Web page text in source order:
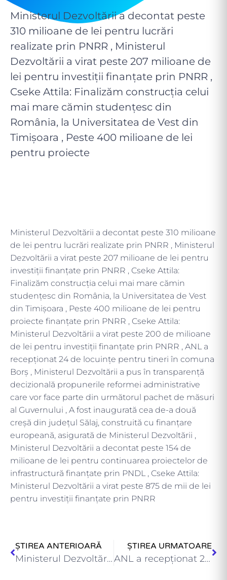
Ministerul Dezvoltării a decontat peste
310 milioane de lei pentru lucrări
realizate prin PNRR , Ministerul
Dezvoltării a virat peste 207 milioane de
lei pentru investiții finanțate prin PNRR ,
Cseke Attila: Finalizăm construcția celui
mai mare cămin studențesc din
România, la Universitatea de Vest din
Timișoara , Peste 400 milioane de lei
pentru proiecte
Ministerul Dezvoltării a decontat peste 310 milioane
de lei pentru lucrări realizate prin PNRR , Ministerul
Dezvoltării a virat peste 207 milioane de lei pentru
investiții finanțate prin PNRR , Cseke Attila:
Finalizăm construcția celui mai mare cămin
studențesc din România, la Universitatea de Vest
din Timișoara , Peste 400 milioane de lei pentru
proiecte finanțate prin PNRR , Cseke Attila:
Ministerul Dezvoltării a virat peste 200 de milioane
de lei pentru investiții finanțate prin PNRR , ANL a
recepţionat 24 de locuinţe pentru tineri în comuna
Borș , Ministerul Dezvoltării a pus în transparență
decizională propunerile reformei administrative
care vor face parte din următorul pachet de măsuri
al Guvernului , A fost inaugurată cea de-a două
creșă din județul Sălaj, construită cu finanțare
europeană, asigurată de Ministerul Dezvoltării ,
Ministerul Dezvoltării a decontat peste 154 de
milioane de lei pentru continuarea proiectelor de
infrastructură finanțate prin PNDL , Cseke Attila:
Ministerul Dezvoltării a virat peste 875 de mii de lei
pentru investiții finanțate prin PNRR
ȘTIREA ANTERIOARĂ
Ministerul Dezvoltării: toate salariile conducătorilor unităților din subordine și ale…
ȘTIREA URMATOARE
ANL a recepţionat 24 de locuinţe pentru tineri în municipiul…